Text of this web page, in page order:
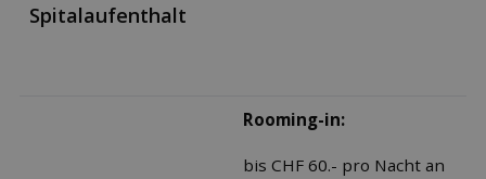
Spitalaufenthalt
Rooming-in:
bis CHF 60.- pro Nacht an